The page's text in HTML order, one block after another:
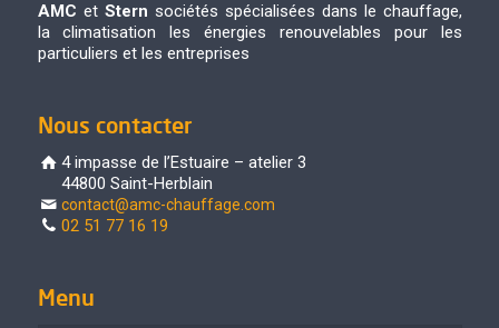
AMC et Stern sociétés spécialisées dans le chauffage,
la climatisation les énergies renouvelables pour les
particuliers et les entreprises
Nous contacter
4 impasse de l’Estuaire – atelier 3
44800 Saint-Herblain
contact@amc-chauffage.com
02 51 77 16 19
Menu